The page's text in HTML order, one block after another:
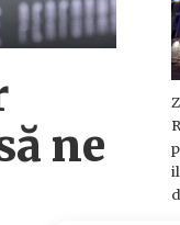
ne